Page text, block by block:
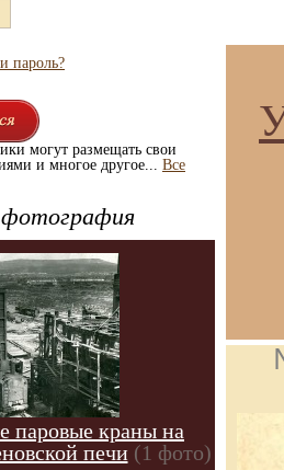
пароль?
могут размещать свои
и многое другое... Все
паровые краны на
печи (1 фото)